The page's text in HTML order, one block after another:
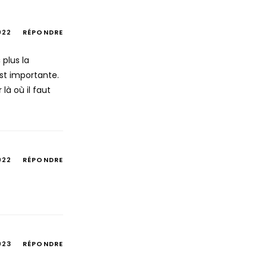
RÉPONDRE
la
importante.
là où il faut
RÉPONDRE
RÉPONDRE